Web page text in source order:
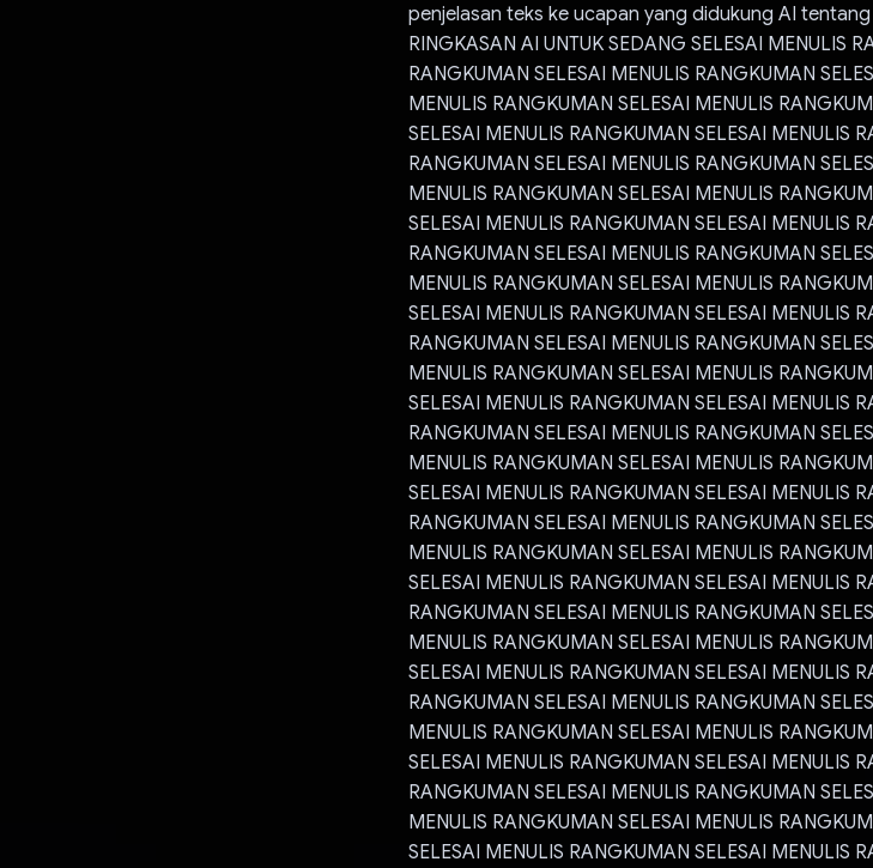
penjelasan teks ke ucapan yang didukung AI
RINGKASAN AI UNTUK SEDANG SELESAI MENULIS
RANGKUMAN SELESAI MENULIS RANGKUMAN
MENULIS RANGKUMAN SELESAI MENULIS
SELESAI MENULIS RANGKUMAN SELESAI MENULIS
RANGKUMAN SELESAI MENULIS RANGKUMAN
MENULIS RANGKUMAN SELESAI MENULIS
SELESAI MENULIS RANGKUMAN SELESAI MENULIS
RANGKUMAN SELESAI MENULIS RANGKUMAN
MENULIS RANGKUMAN SELESAI MENULIS
SELESAI MENULIS RANGKUMAN SELESAI MENULIS
RANGKUMAN SELESAI MENULIS RANGKUMAN
MENULIS RANGKUMAN SELESAI MENULIS
SELESAI MENULIS RANGKUMAN SELESAI MENULIS
RANGKUMAN SELESAI MENULIS RANGKUMAN
MENULIS RANGKUMAN SELESAI MENULIS
SELESAI MENULIS RANGKUMAN SELESAI MENULIS
RANGKUMAN SELESAI MENULIS RANGKUMAN
MENULIS RANGKUMAN SELESAI MENULIS
SELESAI MENULIS RANGKUMAN SELESAI MENULIS
RANGKUMAN SELESAI MENULIS RANGKUMAN
MENULIS RANGKUMAN SELESAI MENULIS
SELESAI MENULIS RANGKUMAN SELESAI MENULIS
RANGKUMAN SELESAI MENULIS RANGKUMAN
MENULIS RANGKUMAN SELESAI MENULIS
SELESAI MENULIS RANGKUMAN SELESAI MENULIS
RANGKUMAN SELESAI MENULIS RANGKUMAN
MENULIS RANGKUMAN SELESAI MENULIS
SELESAI MENULIS RANGKUMAN SELESAI MENULIS